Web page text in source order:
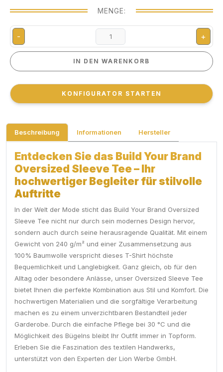
MENGE:
- +
IN DEN WARENKORB
IN DEN WARENKORB
KONFIGURATOR STARTEN
KONFIGURATOR STARTEN
Beschreibung Informationen Hersteller
Entdecken Sie das Build Your Brand
Oversized Sleeve Tee – Ihr
hochwertiger Begleiter für stilvolle
Auftritte
In der Welt der Mode sticht das Build Your Brand Oversized
Sleeve Tee nicht nur durch sein modernes Design hervor,
sondern auch durch seine herausragende Qualität. Mit einem
Gewicht von 240 g/m² und einer Zusammensetzung aus
100% Baumwolle verspricht dieses T-Shirt höchste
Bequemlichkeit und Langlebigkeit. Ganz gleich, ob für den
Alltag oder besondere Anlässe, unser Oversized Sleeve Tee
bietet Ihnen die perfekte Kombination aus Stil und Komfort. Die
hochwertigen Materialien und die sorgfältige Verarbeitung
machen es zu einem unverzichtbaren Bestandteil jeder
Garderobe. Durch die einfache Pflege bei 30 °C und die
Möglichkeit des Bügelns bleibt Ihr Outfit immer in Topform.
Erleben Sie die Faszination des textilen Handwerks,
unterstützt von den Experten der Lion Werbe GmbH.